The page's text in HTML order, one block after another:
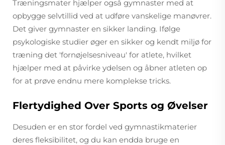
Træningsmater hjælper også gymnaster med at
opbygge selvtillid ved at udføre vanskelige manøvrer.
Det giver gymnaster en sikker landing. Ifølge
psykologiske studier øger en sikker og kendt miljø for
træning det 'fornøjelsesniveau' for atlete, hvilket
hjælper med at påvirke ydelsen og åbner atleten op
for at prøve endnu mere komplekse tricks.
Flertydighed Over Sports og Øvelser
Desuden er en stor fordel ved gymnastikmaterier
deres fleksibilitet, og du kan endda bruge en